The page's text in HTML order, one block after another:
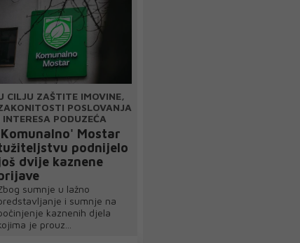
CILJU ZAŠTITE IMOVINE,
POSLOVANJA
INTERESA PODUZEĆA
Mostar
podnijelo
dvije kaznene
sumnje u lažno
i sumnje na
kaznenih djela
je prouz...